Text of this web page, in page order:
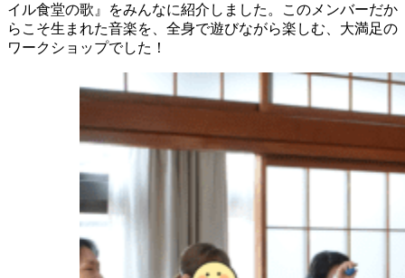
イル食堂の歌』をみんなに紹介しました。このメンバーだか
らこそ生まれた音楽を、全身で遊びながら楽しむ、大満足の
ワークショップでした！